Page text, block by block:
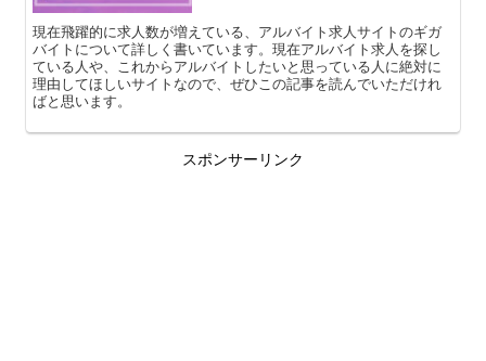
現在飛躍的に求人数が増えている、アルバイト求人サイトのギガ
バイトについて詳しく書いています。現在アルバイト求人を探し
ている人や、これからアルバイトしたいと思っている人に絶対に
理由してほしいサイトなので、ぜひこの記事を読んでいただけれ
ばと思います。
スポンサーリンク